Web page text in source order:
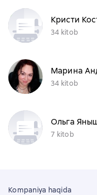
Кристи
34 kitob
Марина
34 kitob
Ольга
7 kitob
Kompaniya haqida